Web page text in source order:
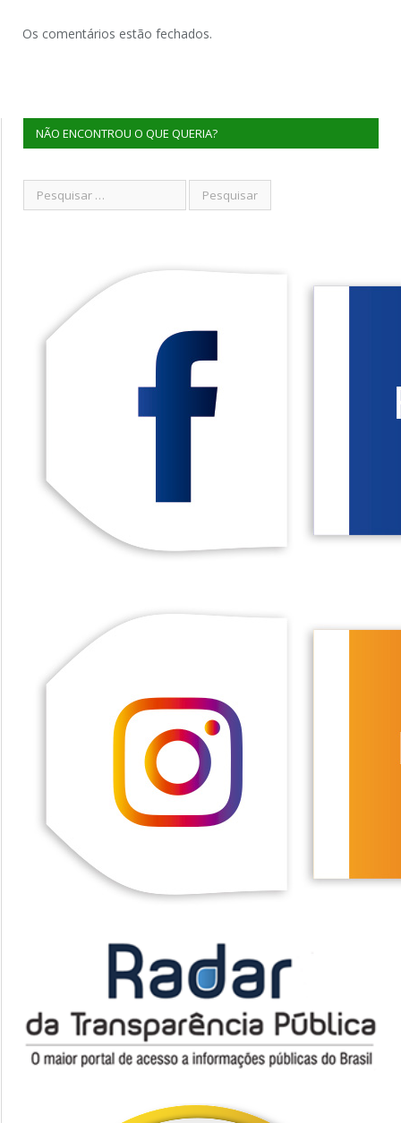
Os comentários estão fechados.
NÃO ENCONTROU O QUE QUERIA?